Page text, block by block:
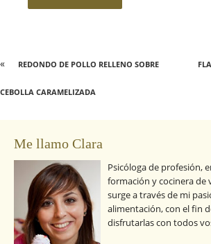
« REDONDO DE POLLO RELLENO SOBRE
CEBOLLA CARAMELIZADA
Me llamo Clara
Psicóloga de profesión,
formación y cocinera de
surge a través de mi
alimentación, con el fin
disfrutarlas con todos